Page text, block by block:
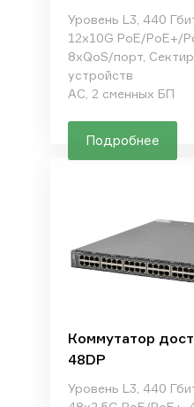
Уровень L3, 440
12x10G PoE/PoE+/
8xQoS/порт,
устройств
AC, 2 сменных БП
Подробнее
Коммутатор
48DP
Уровень L3, 440